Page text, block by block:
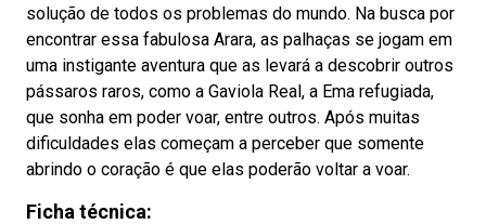
solução de todos os problemas do mundo. Na busca por
encontrar essa fabulosa Arara, as palhaças se jogam em
uma instigante aventura que as levará a descobrir outros
pássaros raros, como a Gaviola Real, a Ema refugiada,
que sonha em poder voar, entre outros. Após muitas
dificuldades elas começam a perceber que somente
abrindo o coração é que elas poderão voltar a voar.
Ficha técnica: